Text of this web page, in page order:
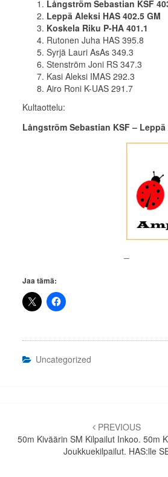
Långström Sebastian KSF
Leppä Aleksi HAS 402.5 GM
Koskela Riku P-HA 401.1
Rutonen Juha HAS 395.8
Syrjä Lauri AsAs 349.3
Stenström Joni RS 347.3
Kasi Aleksi IMAS 292.3
Airo Roni K-UAS 291.7
Kultaottelu:
Långström Sebastian KSF – Leppä
–
Jaa tämä:
Uncategorized
selaus
PREVIOUS
50m Kiväärin SM Kilpailut Inkoo. 50m
Joukkuekilpailut. HAS:lle